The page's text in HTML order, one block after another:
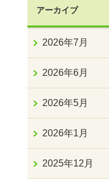
アーカイブ
2026年7月
2026年6月
2026年5月
2026年1月
2025年12月